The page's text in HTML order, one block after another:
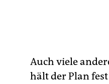
Auch viele
hält der Plan